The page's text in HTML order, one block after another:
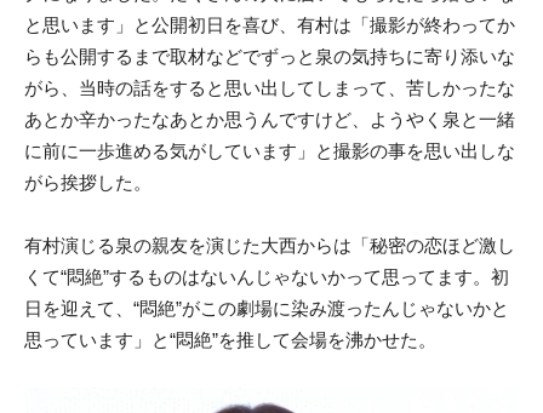
と思います」と公開初日を喜び、有村は「撮影が終わってか
らも公開するまで取材などでずっと泉の気持ちに寄り添いな
がら、当時の話をすると思い出してしまって、苦しかったな
あとか辛かったなあとか思うんですけど、ようやく泉と一緒
に前に一歩進める気がしています」と撮影の事を思い出しな
がら挨拶した。
有村演じる泉の親友を演じた大西からは「秘密の恋ほど激し
くて“悶絶”するものはないんじゃないかって思ってます。初
日を迎えて、“悶絶”がこの劇場に染み渡ったんじゃないかと
思っています」と“悶絶”を推して会場を沸かせた。